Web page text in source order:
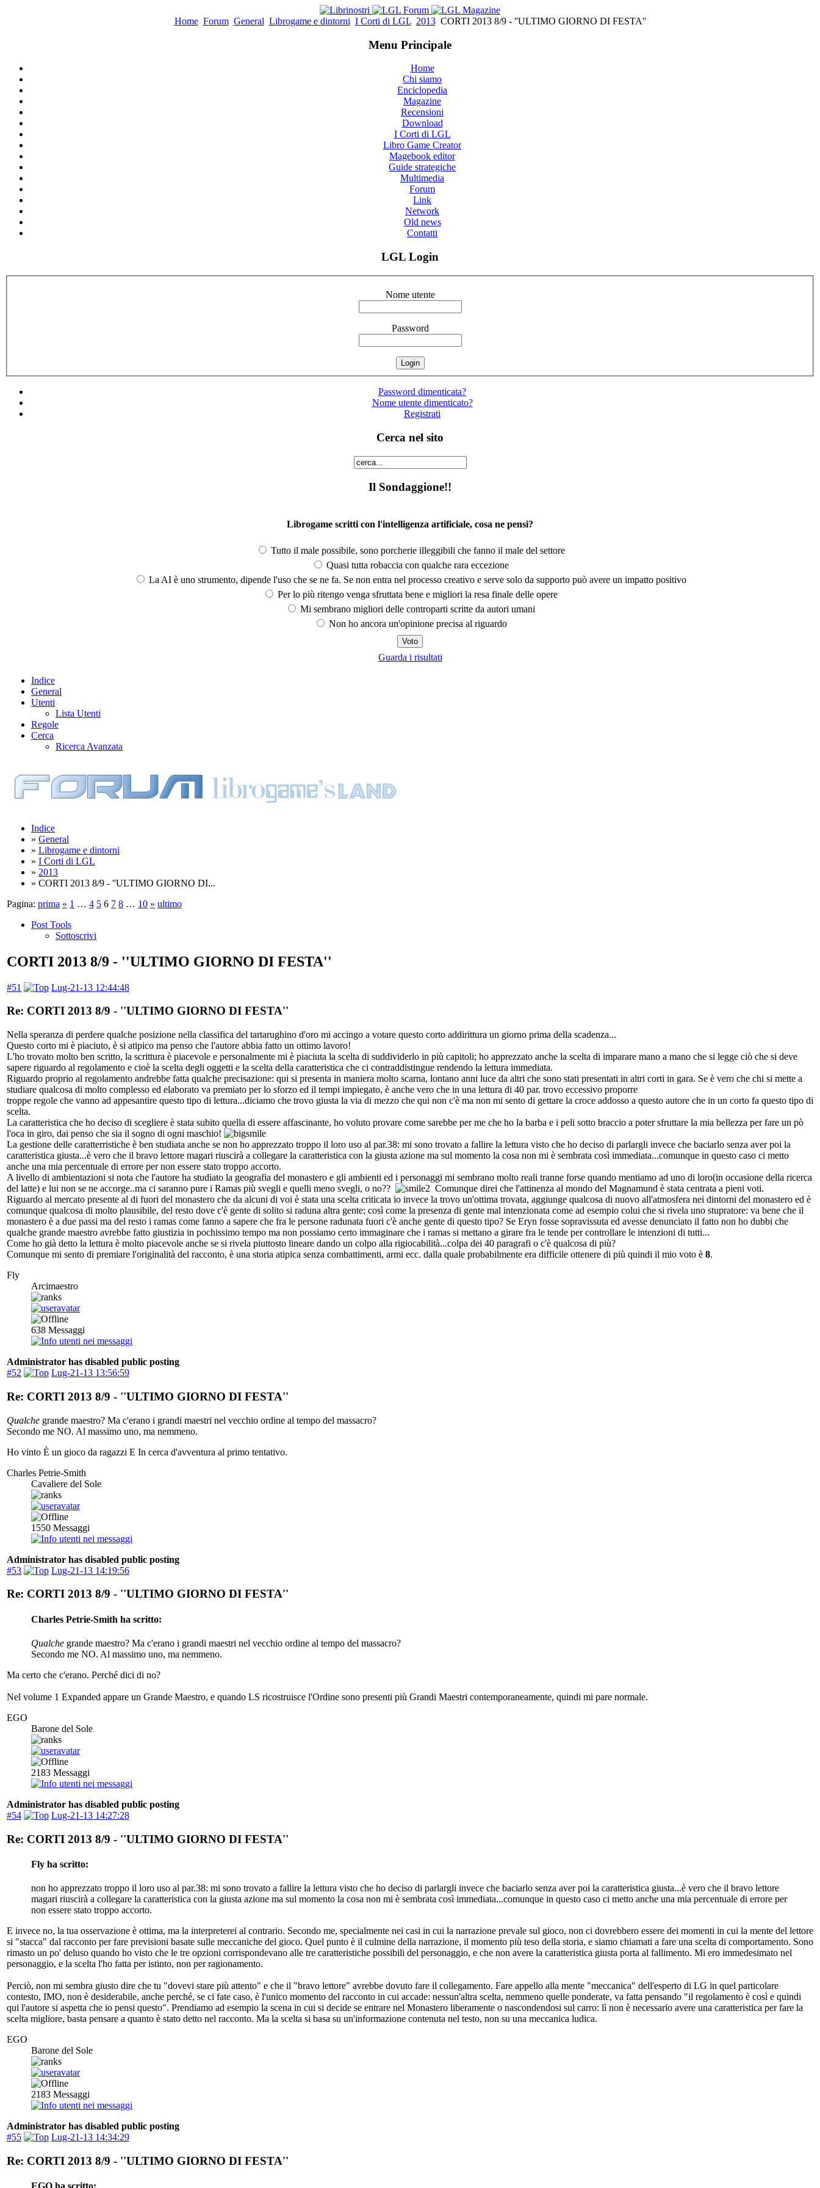
Home Forum General Librogame e dintorni I Corti di LGL 2013 CORTI 2013 8/9 - ''ULTIMO GIORNO DI FESTA''
Menu Principale
Home
Chi siamo
Enciclopedia
Magazine
Recensioni
Download
I Corti di LGL
Libro Game Creator
Magebook editor
Guide strategiche
Multimedia
Forum
Link
Network
Old news
Contatti
LGL Login
Nome utente
Password
Password dimenticata?
Nome utente dimenticato?
Registrati
Cerca nel sito
Il Sondaggione!!
Librogame scritti con l'intelligenza artificiale, cosa ne pensi?
Tutto il male possibile, sono porcherie illeggibili che fanno il male del settore
Quasi tutta robaccia con qualche rara eccezione
La AI è uno strumento, dipende l'uso che se ne fa. Se non entra nel processo creativo e serve solo da supporto può avere un impatto positivo
Per lo più ritengo venga sfruttata bene e migliori la resa finale delle opere
Mi sembrano migliori delle controparti scritte da autori umani
Non ho ancora un'opinione precisa al riguardo
Guarda i risultati
Indice
General
Utenti
Lista Utenti
Regole
Cerca
Ricerca Avanzata
Indice
» General
» Librogame e dintorni
» I Corti di LGL
» 2013
» CORTI 2013 8/9 - ''ULTIMO GIORNO DI...
Pagina: prima « 1 … 4 5 6 7 8 … 10 » ultimo
Post Tools
Sottoscrivi
CORTI 2013 8/9 - ''ULTIMO GIORNO DI FESTA''
#51 Lug-21-13 12:44:48
Re: CORTI 2013 8/9 - ''ULTIMO GIORNO DI FESTA''
Nella speranza di perdere qualche posizione nella classifica del tartarughino d'oro mi accingo a votare questo corto addirittura un giorno prima della scadenza...
Questo corto mi è piaciuto, è si atipico ma penso che l'autore abbia fatto un ottimo lavoro!
L'ho trovato molto ben scritto, la scrittura è piacevole e personalmente mi è piaciuta la scelta di suddividerlo in più capitoli; ho apprezzato anche la scelta di imparare mano a mano che si legge ciò che si deve
sapere riguardo al regolamento e cioè la scelta degli oggetti e la scelta della caratteristica che ci contraddistingue rendendo la lettura immediata.
Riguardo proprio al regolamento andrebbe fatta qualche precisazione: qui si presenta in maniera molto scarna, lontano anni luce da altri che sono stati presentati in altri corti in gara. Se è vero che chi si mette a
studiare qualcosa di molto complesso ed elaborato va premiato per lo sforzo ed il tempi impiegato, è anche vero che in una lettura di 40 par. trovo eccessivo proporre
troppe regole che vanno ad appesantire questo tipo di lettura...diciamo che trovo giusta la via di mezzo che qui non c'è ma non mi sento di gettare la croce addosso a questo autore che in un corto fa questo tipo di
scelta.
La caratteristica che ho deciso di scegliere è stata subito quella di essere affascinante, ho voluto provare come sarebbe per me che ho la barba e i peli sotto braccio a poter sfruttare la mia bellezza per fare un pò
l'oca in giro, dai penso che sia il sogno di ogni maschio!
La gestione delle caratterristiche è ben studiata anche se non ho apprezzato troppo il loro uso al par.38: mi sono trovato a fallire la lettura visto che ho deciso di parlargli invece che baciarlo senza aver poi la
caratteristica giusta...è vero che il bravo lettore magari riuscirà a collegare la caratteristica con la giusta azione ma sul momento la cosa non mi è sembrata così immediata...comunque in questo caso ci metto
anche una mia percentuale di errore per non essere stato troppo accorto.
A livello di ambientazioni si nota che l'autore ha studiato la geografia del monastero e gli ambienti ed i personaggi mi sembrano molto reali tranne forse quando mentiamo ad uno di loro(in occasione della ricerca
del latte) e lui non se ne accorge..ma ci saranno pure i Ramas più svegli e quelli meno svegli, o no??
Comunque direi che l'attinenza al mondo del Magnamund è stata centrata a pieni voti.
Riguardo al mercato presente al di fuori del monastero che da alcuni di voi è stata una scelta criticata io invece la trovo un'ottima trovata, aggiunge qualcosa di nuovo all'atmosfera nei dintorni del monastero ed è
comunque qualcosa di molto plausibile, del resto dove c'è gente di solito si raduna altra gente; così come la presenza di gente mal intenzionata come ad esempio colui che si rivela uno stupratore: va bene che il
monastero è a due passi ma del resto i ramas come fanno a sapere che fra le persone radunata fuori c'è anche gente di questo tipo? Se Eryn fosse sopravissuta ed avesse denunciato il fatto non ho dubbi che
qualche grande maestro avrebbe fatto giustizia in pochissimo tempo ma non possiamo certo immaginare che i ramas si mettano a girare fra le tende per controllare le intenzioni di tutti...
Come ho già detto la lettura è molto piacevole anche se si rivela piuttosto lineare dando un colpo alla rigiocabilità...colpa dei 40 paragrafi o c'è qualcosa di più?
Comunque mi sento di premiare l'originalità del racconto, è una storia atipica senza combattimenti, armi ecc. dalla quale probabilmente era difficile ottenere di più quindi il mio voto è 8.
Fly
Arcimaestro
638 Messaggi
Administrator has disabled public posting
#52
Lug-21-13 13:56:59
Re: CORTI 2013 8/9 - ''ULTIMO GIORNO DI FESTA''
Qualche grande maestro? Ma c'erano i grandi maestri nel vecchio ordine al tempo del massacro?
Secondo me NO. Al massimo uno, ma nemmeno.
Ho vinto È un gioco da ragazzi E In cerca d'avventura al primo tentativo.
Charles Petrie-Smith
Cavaliere del Sole
1550 Messaggi
Administrator has disabled public posting
#53
Lug-21-13 14:19:56
Re: CORTI 2013 8/9 - ''ULTIMO GIORNO DI FESTA''
Charles Petrie-Smith ha scritto:
Qualche grande maestro? Ma c'erano i grandi maestri nel vecchio ordine al tempo del massacro?
Secondo me NO. Al massimo uno, ma nemmeno.
Ma certo che c'erano. Perché dici di no?
Nel volume 1 Expanded appare un Grande Maestro, e quando LS ricostruisce l'Ordine sono presenti più Grandi Maestri contemporaneamente, quindi mi pare normale.
EGO
Barone del Sole
2183 Messaggi
Administrator has disabled public posting
#54
Lug-21-13 14:27:28
Re: CORTI 2013 8/9 - ''ULTIMO GIORNO DI FESTA''
Fly ha scritto:
non ho apprezzato troppo il loro uso al par.38: mi sono trovato a fallire la lettura visto che ho deciso di parlargli invece che baciarlo senza aver poi la caratteristica giusta...è vero che il bravo lettore
magari riuscirà a collegare la caratteristica con la giusta azione ma sul momento la cosa non mi è sembrata così immediata...comunque in questo caso ci metto anche una mia percentuale di errore per
non essere stato troppo accorto.
E invece no, la tua osservazione è ottima, ma la interpreterei al contrario. Secondo me, specialmente nei casi in cui la narrazione prevale sul gioco, non ci dovrebbero essere dei momenti in cui la mente del lettore
si "stacca" dal racconto per fare previsioni basate sulle meccaniche del gioco. Quel punto è il culmine della narrazione, il momento più teso della storia, e siamo chiamati a fare una scelta di comportamento. Sono
rimasto un po' deluso quando ho visto che le tre opzioni corrispondevano alle tre caratteristiche possibili del personaggio, e che non avere la caratteristica giusta porta al fallimento. Mi ero immedesimato nel
personaggio, e la scelta l'ho fatta per istinto, non per ragionamento.
Perciò, non mi sembra giusto dire che tu "dovevi stare più attento" e che il "bravo lettore" avrebbe dovuto fare il collegamento. Fare appello alla mente "meccanica" dell'esperto di LG in quel particolare
contesto, IMO, non è desiderabile, anche perché, se ci fate caso, è l'unico momento del racconto in cui accade: nessun'altra scelta, nemmeno quelle ponderate, va fatta pensando "il regolamento è così e quindi
qui l'autore si aspetta che io pensi questo". Prendiamo ad esempio la scena in cui si decide se entrare nel Monastero liberamente o nascondendosi sul carro: lì non è necessario avere una caratteristica per fare la
scelta migliore, basta pensare a quanto è stato detto nel racconto. Ma la scelta si basa su un'informazione contenuta nel testo, non su una meccanica ludica.
EGO
Barone del Sole
2183 Messaggi
Administrator has disabled public posting
#55
Lug-21-13 14:34:29
Re: CORTI 2013 8/9 - ''ULTIMO GIORNO DI FESTA''
EGO ha scritto: